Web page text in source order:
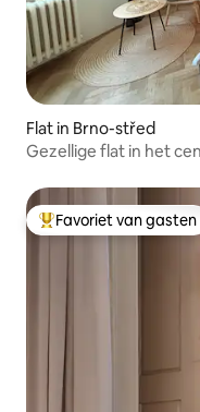
Flat in Brno-střed
Gezellige flat in het
Topfavoriet van
Favoriet van gasten